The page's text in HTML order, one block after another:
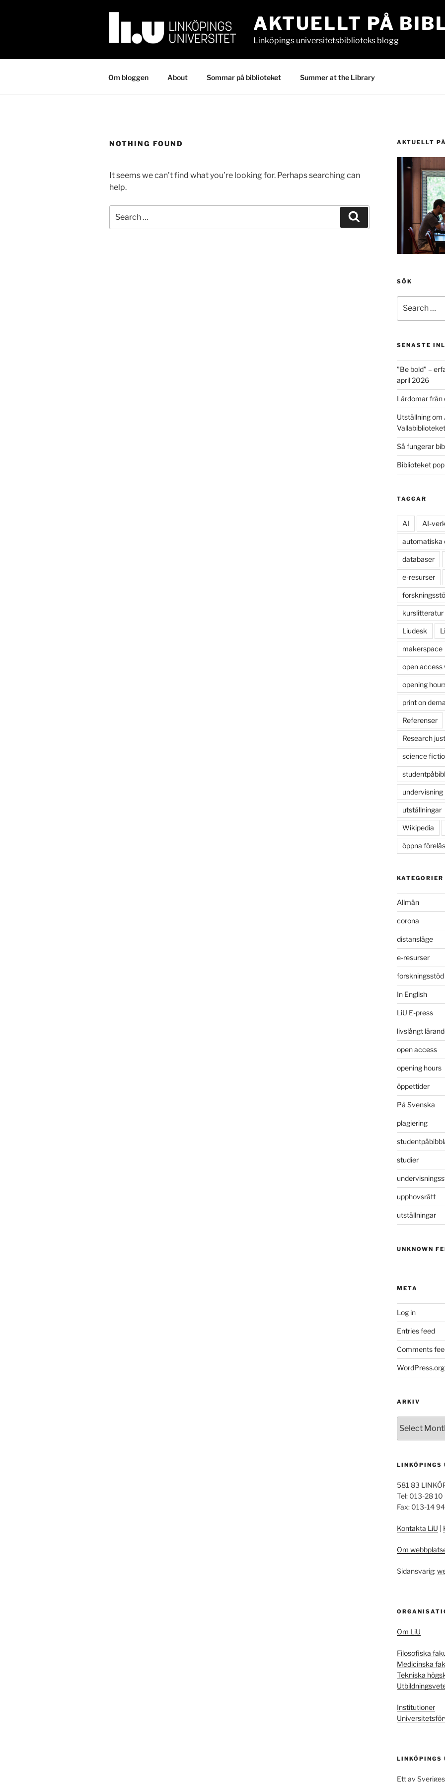
AKTUELLT PÅ
Linköpings universitetsbiblioteks blogg
Om bloggen About Sommar på biblioteket Summer at the Library
NOTHING FOUND
It seems we can’t find what you’re looking for. Perhaps searching can
help.
for:
AKTUELLT
SÖK
for:
SENASTE
”Be bold” –
april 2026
Lärdomar från
Utställning om
Vallabiblioteket
Så fungerar
Biblioteket
TAGGAR
AI AI-
automatiska
databaser
e-resurser
kurslitteratur
Liudesk
makerspace
open access
opening
print on
Referenser
Research
science
undervisning
utställningar
Wikipedia
öppna
KATEGORIER
Allmän
corona
distansläge
e-resurser
forskningsstöd
In English
LiU E-press
livslångt
open access
opening hours
öppettider
På Svenska
plagiering
studier
upphovsrätt
utställningar
UNKNOWN
META
Log in
Entries feed
Comments
WordPress.org
ARKIV
LINKÖPINGS
581 83
Tel: 013-28
Fax: 013-14
Kontakta LiU
Om
Sidansvarig:
Om LiU
Filosofiska
Medicinska
Tekniska
Institutioner
LINKÖPINGS
Ett av